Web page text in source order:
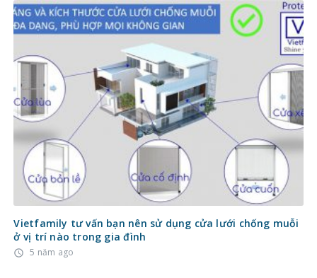
Vietfamily tư vấn bạn nên sử dụng cửa lưới chống muỗi
ở vị trí nào trong gia đình
access_time 5 năm ago